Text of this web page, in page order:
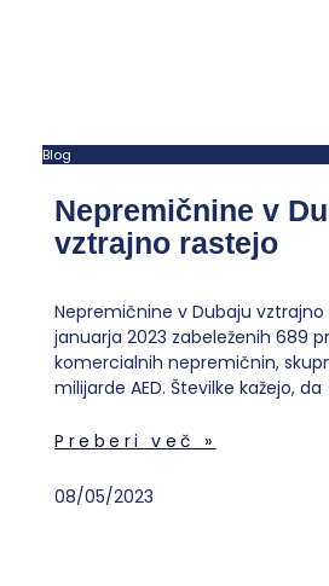
Blog
Nepremičnine v
vztrajno rastejo
Nepremičnine v Dubaju vztrajno
januarja 2023 zabeleženih 689
komercialnih nepremičnin,
milijarde AED. Številke kažejo, da
Preberi več »
08/05/2023